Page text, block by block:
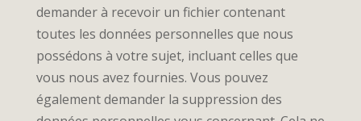
demander à recevoir un fichier contenant
toutes les données personnelles que nous
possédons à votre sujet, incluant celles que
vous nous avez fournies. Vous pouvez
également demander la suppression des